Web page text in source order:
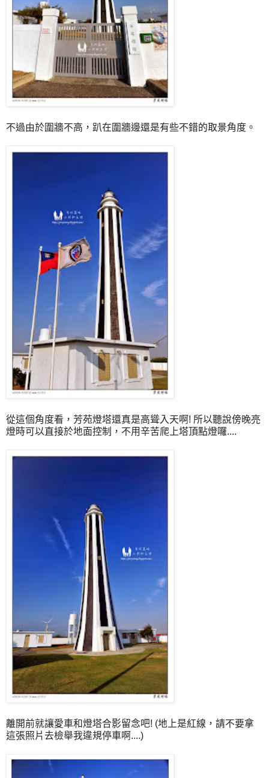
不過由於圍牆不高，趴在圍牆邊還是有些不錯的取景角度。
從這個角度看，芳苑燈塔還真是高聳入天啊! 所以聽說傍晚亮
燈時可以直接於地面控制，不用辛苦爬上塔頂點燈囉....
離開前就讓愛車和燈塔合影留念吧! (地上是紅線，請不要拿
這張照片去檢舉我違規停車啊....)